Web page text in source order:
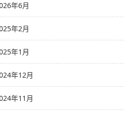
年6月
年2月
年1月
年12月
年11月